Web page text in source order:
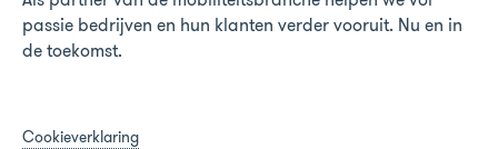
passie bedrijven en hun klanten verder vooruit. Nu en in
de toekomst.
Cookieverklaring